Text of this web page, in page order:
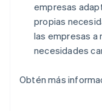
empresas
propias
las empresas a
necesidades
Obtén más